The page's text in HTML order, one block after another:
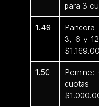
para 3
1.49
3, 6 y
1.50
cuotas